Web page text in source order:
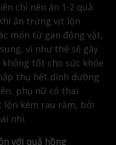
chỉ nên ăn 1-2 quả
ăn trứng vịt lộn
món từ gan động vật,
vì như thế sẽ gây
tốt cho sức khỏe
thụ hết dinh dưỡng
phụ nữ có thai
kèm rau răm, bởi
nhi.
với quả hồng